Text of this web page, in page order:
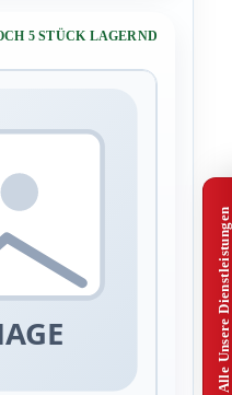
5 STÜCK LAGERND
Alle Unsere Dienstleistungen